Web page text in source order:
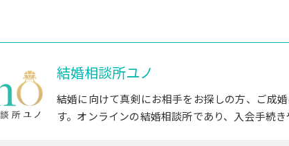
結婚相談所ユノ
結婚に向けて真剣にお相手をお探しの方、ご成
す。オンラインの結婚相談所であり、入会手続